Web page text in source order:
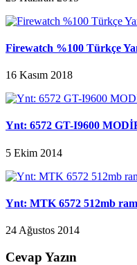
Firewatch %100 Türkçe
16 Kasım 2018
Ynt: 6572 GT-I9600
5 Ekim 2014
Ynt: MTK 6572 512mb ram
24 Ağustos 2014
Cevap Yazın